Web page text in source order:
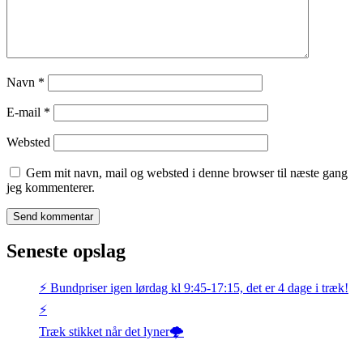
Navn *
E-mail *
Websted
Gem mit navn, mail og websted i denne browser til næste gang
jeg kommenterer.
Seneste opslag
⚡️ Bundpriser igen lørdag kl 9:45-17:15, det er 4 dage i træk!
⚡️
Træk stikket når det lyner🌩️